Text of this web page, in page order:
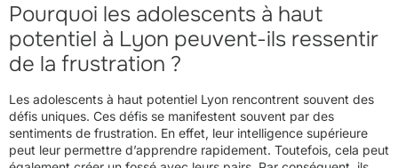
Pourquoi les adolescents à haut
potentiel à Lyon peuvent-ils ressentir
de la frustration ?
Les adolescents à haut potentiel Lyon rencontrent souvent des
défis uniques. Ces défis se manifestent souvent par des
sentiments de frustration. En effet, leur intelligence supérieure
peut leur permettre d’apprendre rapidement. Toutefois, cela peut